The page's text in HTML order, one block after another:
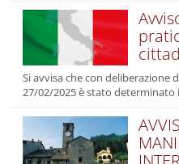
Si avvisa che con deliberazione
27/02/2025 è stato